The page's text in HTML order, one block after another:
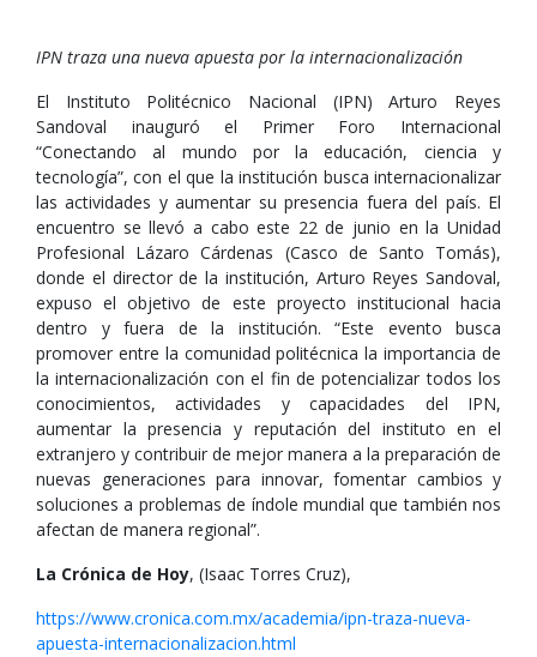
IPN traza una nueva apuesta por la internacionalización
El Instituto Politécnico Nacional (IPN) Arturo Reyes
Sandoval inauguró el Primer Foro Internacional
“Conectando al mundo por la educación, ciencia y
tecnología”, con el que la institución busca internacionalizar
las actividades y aumentar su presencia fuera del país. El
encuentro se llevó a cabo este 22 de junio en la Unidad
Profesional Lázaro Cárdenas (Casco de Santo Tomás),
donde el director de la institución, Arturo Reyes Sandoval,
expuso el objetivo de este proyecto institucional hacia
dentro y fuera de la institución. “Este evento busca
promover entre la comunidad politécnica la importancia de
la internacionalización con el fin de potencializar todos los
conocimientos, actividades y capacidades del IPN,
aumentar la presencia y reputación del instituto en el
extranjero y contribuir de mejor manera a la preparación de
nuevas generaciones para innovar, fomentar cambios y
soluciones a problemas de índole mundial que también nos
afectan de manera regional”.
La Crónica de Hoy, (Isaac Torres Cruz),
https://www.cronica.com.mx/academia/ipn-traza-nueva-
apuesta-internacionalizacion.html